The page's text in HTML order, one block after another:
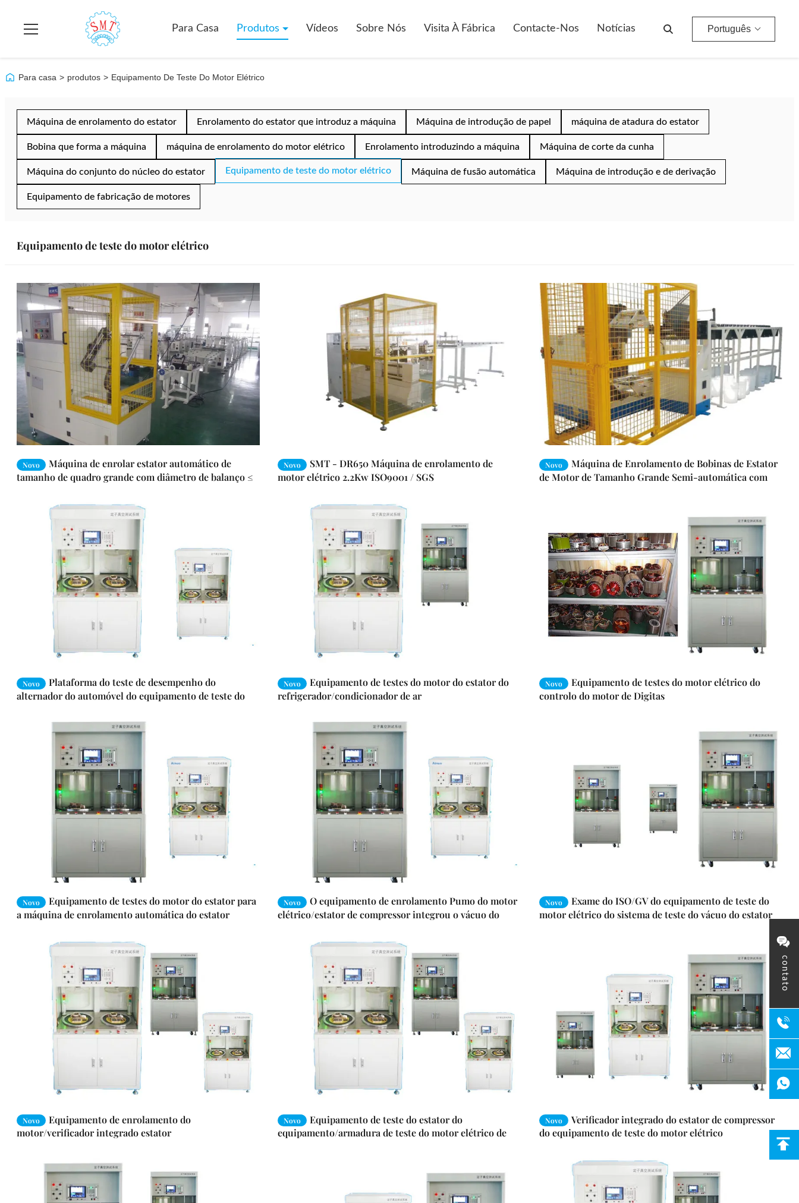
contato
Para Casa Produtos Vídeos Sobre Nós Visita À Fábrica Contacte-Nos Notícias Português
Para casa > produtos > Equipamento De Teste Do Motor Elétrico
Máquina de enrolamento do estator Enrolamento do estator que introduz a máquina Máquina de introdução de papel máquina de atadura do estator
Bobina que forma a máquina máquina de enrolamento do motor elétrico Enrolamento introduzindo a máquina Máquina de corte da cunha
Máquina do conjunto do núcleo do estator Equipamento de teste do motor elétrico Máquina de fusão automática Máquina de introdução e de derivação
Equipamento de fabricação de motores
Equipamento de teste do motor elétrico
Novo
Máquina de enrolar estator automático de
tamanho de quadro grande com diâmetro de balanço ≤
Novo
SMT - DR650 Máquina de enrolamento de
motor elétrico 2.2Kw ISO9001 / SGS
Novo
Máquina de Enrolamento de Bobinas de Estator
de Motor de Tamanho Grande Semi-automática com
Novo
Plataforma do teste de desempenho do
alternador do automóvel do equipamento de teste do
Novo
Equipamento de testes do motor do estator do
refrigerador/condicionador de ar
Novo
Equipamento de testes do motor elétrico do
controlo do motor de Digitas
Novo
Equipamento de testes do motor do estator para
a máquina de enrolamento automática do estator
Novo
O equipamento de enrolamento Pumo do motor
elétrico/estator de compressor integrou o vácuo do
Novo
Exame do ISO/GV do equipamento de teste do
motor elétrico do sistema de teste do vácuo do estator
Novo
Equipamento de enrolamento do
motor/verificador integrado estator
Novo
Equipamento de teste do estator do
equipamento/armadura de teste do motor elétrico de
Novo
Verificador integrado do estator de compressor
do equipamento de teste do motor elétrico